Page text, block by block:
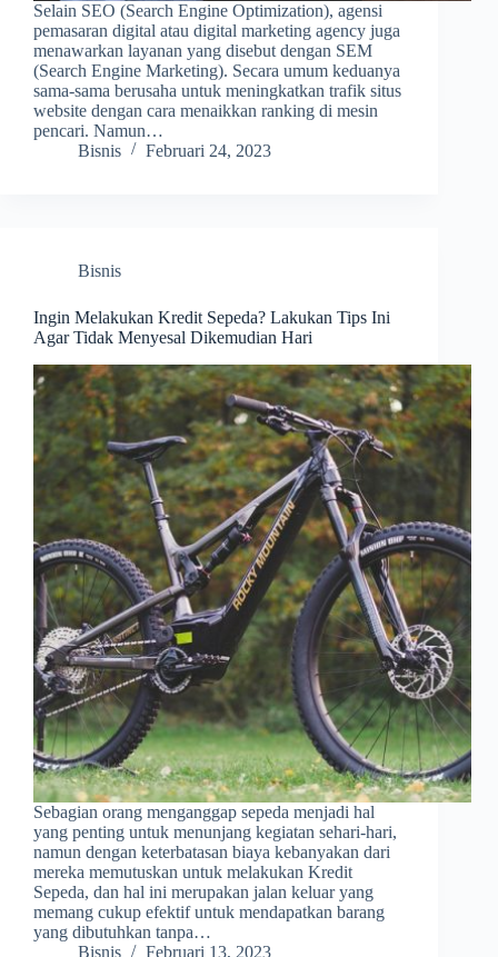
Selain SEO (Search Engine Optimization), agensi
pemasaran digital atau digital marketing agency juga
menawarkan layanan yang disebut dengan SEM
(Search Engine Marketing). Secara umum keduanya
sama-sama berusaha untuk meningkatkan trafik situs
website dengan cara menaikkan ranking di mesin
pencari. Namun…
Bisnis
Februari 24, 2023
Bisnis
Ingin Melakukan Kredit Sepeda? Lakukan Tips Ini
Agar Tidak Menyesal Dikemudian Hari
Sebagian orang menganggap sepeda menjadi hal
yang penting untuk menunjang kegiatan sehari-hari,
namun dengan keterbatasan biaya kebanyakan dari
mereka memutuskan untuk melakukan Kredit
Sepeda, dan hal ini merupakan jalan keluar yang
memang cukup efektif untuk mendapatkan barang
yang dibutuhkan tanpa…
Bisnis
Februari 13, 2023